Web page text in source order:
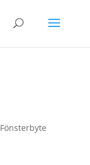
Fönsterbyte